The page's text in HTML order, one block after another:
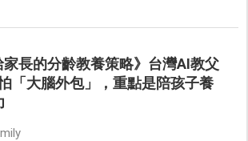
家長的分齡教養策略》台灣AI教父
「大腦外包」，重點是陪孩子養